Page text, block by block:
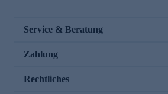
Service & Beratung
Zahlung
Rechtliches